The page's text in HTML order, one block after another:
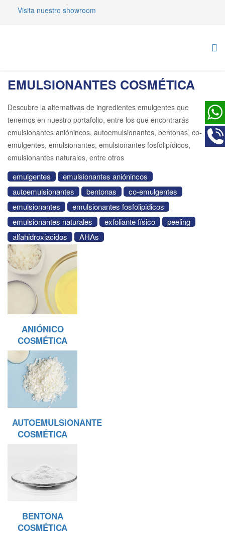
Visita nuestro showroom
EMULSIONANTES COSMÉTICA
Descubre la alternativas de ingredientes emulgentes que
tenemos en nuestro portafolio, entre los que encontrarás
emulsionantes aniónincos, autoemulsionantes, bentonas, co-
emulgentes, emulsionantes, emulsionantes fosfolipídicos,
emulsionantes naturales, entre otros
emulgentes
emulsionantes aniónincos
autoemulsionantes
bentonas
co-emulgentes
emulsionantes
emulsionantes fosfolipidicos
emulsionantes naturales
exfoliante físico
peeling
alfahidroxiacidos
AHAs
ANIÓNICO
COSMÉTICA
AUTOEMULSIONANTE
COSMÉTICA
BENTONA
COSMÉTICA